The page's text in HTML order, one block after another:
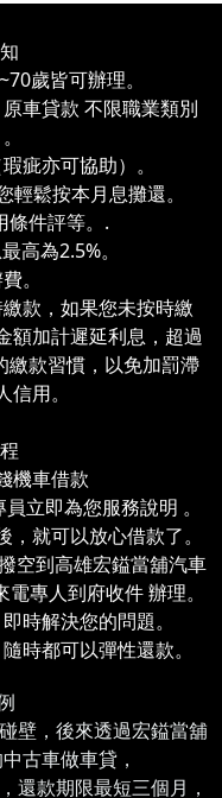
歲皆可辦理。
車貸款 不限職業類別
疵亦可協助）。
鬆按本月息攤還。
條件評等。.
高為2.5%。
。
款，如果您未按時繳
額加計遲延利息，超過
繳款習慣，以免加罰滯
用。
機車借款
立即為您服務說明 。
就可以放心借款了。
空到高雄宏鎰當舖汽車
專人到府收件 辦理。
時解決您的問題。
時都可以彈性還款。
壁，後來透過宏鎰當舖
古車做車貸，
還款期限最短三個月，